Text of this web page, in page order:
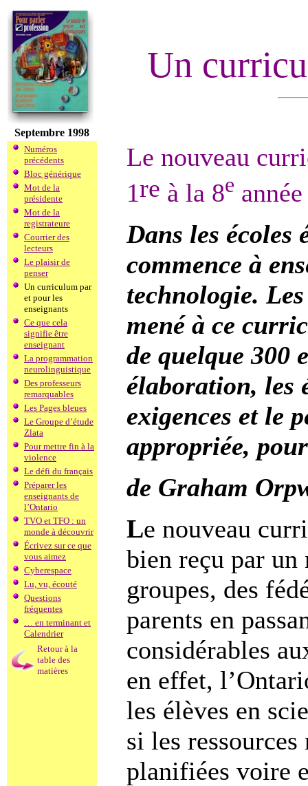
Septembre 1998
Un
Numéros
précédents
Bloc générique
Mot de la
présidente
Mot de la
registrateure
Courrier des
lecteurs
Le plaisir de
penser
Un curriculum par
et pour les
enseignants
Ce que cela
signifie être
enseignant
La programmation
neurolinguistique
Des professeurs
remarquables
Les Pages bleues
Le Groupe d’étude
Zlata
Pour mettre fin à la
violence
Le défi du français
Préparer les
enseignants de
l’Ontario
TVO et TFO : un
monde à découvrir
Écrivez sur ce que
vous aimez
Cyberespace
Lu, vu, écouté
Questions
fréquentes
… en terminant et
Calendrier
Retour à la
table des
matières
Le nouveau
1re à la 8e
Dans les écoles
commence à
technologie.
mené à ce
de quelque 300
élaboration, les
exigences et le
appropriée,
de Graham
Le nouveau
bien reçu par un
groupes, des
parents en
considérables
en effet,
les élèves en
si les
planifiées voire